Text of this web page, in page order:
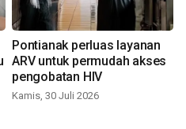
Pontianak perluas layanan
ARV untuk permudah akses
pengobatan HIV
Kamis, 30 Juli 2026